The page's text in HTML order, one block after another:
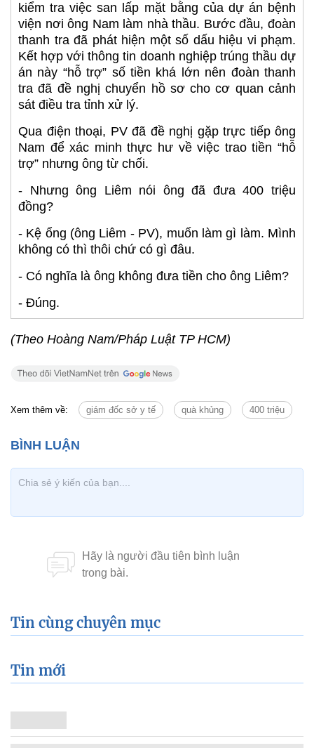
kiểm tra việc san lấp mặt bằng của dự án bệnh
viện nơi ông Nam làm nhà thầu. Bước đầu, đoàn
thanh tra đã phát hiện một số dấu hiệu vi phạm.
Kết hợp với thông tin doanh nghiệp trúng thầu dự
án này “hỗ trợ” số tiền khá lớn nên đoàn thanh
tra đã đề nghị chuyển hồ sơ cho cơ quan cảnh
sát điều tra tỉnh xử lý.
Qua điện thoại, PV đã đề nghị gặp trực tiếp ông
Nam để xác minh thực hư về việc trao tiền “hỗ
trợ” nhưng ông từ chối.
- Nhưng ông Liêm nói ông đã đưa 400 triệu
đồng?
- Kệ ổng (ông Liêm - PV), muốn làm gì làm. Mình
không có thì thôi chứ có gì đâu.
- Có nghĩa là ông không đưa tiền cho ông Liêm?
- Đúng.
(Theo Hoàng Nam/Pháp Luật TP HCM)
Xem thêm về: giám đốc sở y tế quà khủng 400 triệu
Tin cùng chuyên mục
Tin mới